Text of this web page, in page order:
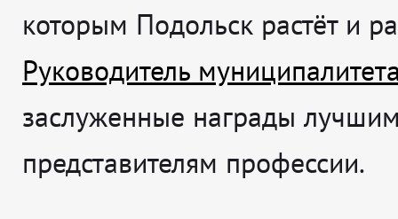
которым Подольск растёт и
Руководитель
заслуженные награды
представителям профессии.